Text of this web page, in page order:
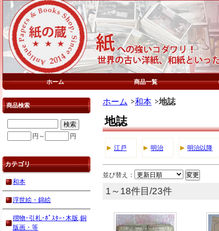
ホーム 商品一覧
ホーム 和本 地誌
地誌
江戸 明治 明治以降
並び替え：
1～18件目/23件
商品検索
円～ 円
カテゴリ
和本
浮世絵・錦絵
摺物･引札･ﾎﾟｽﾀｰ･木版,銅
版画・等